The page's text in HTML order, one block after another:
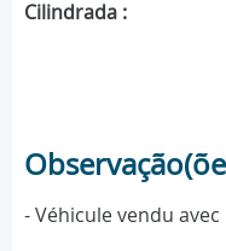
Cilindrada :
- Véhicule vendu